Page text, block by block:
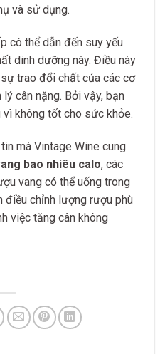
và sử dụng.
có thể dẫn đến suy yếu
dinh dưỡng này. Điều này
trao đổi chất của các cơ
cân nặng. Bởi vậy, bạn
vì không tốt cho sức khỏe.
mà Vintage Wine cung
bao nhiêu calo, các
vang có thể uống trong
điều chỉnh lượng rượu phù
việc tăng cân không